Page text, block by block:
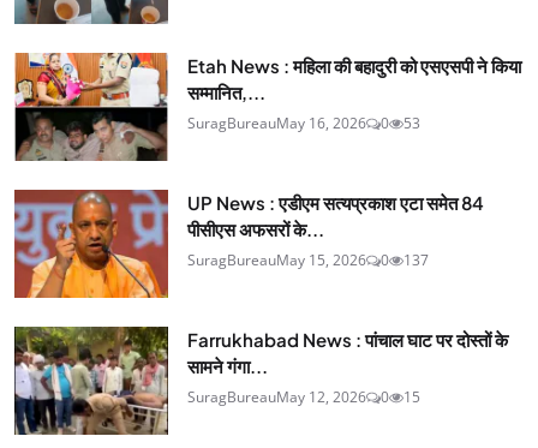
Etah News : महिला की बहादुरी को एसएसपी ने किया
सम्मानित,...
SuragBureauMay 16, 2026 0 53
UP News : एडीएम सत्यप्रकाश एटा समेत 84
पीसीएस अफसरों के...
SuragBureauMay 15, 2026 0 137
Farrukhabad News : पांचाल घाट पर दोस्तों के
सामने गंगा...
SuragBureauMay 12, 2026 0 15